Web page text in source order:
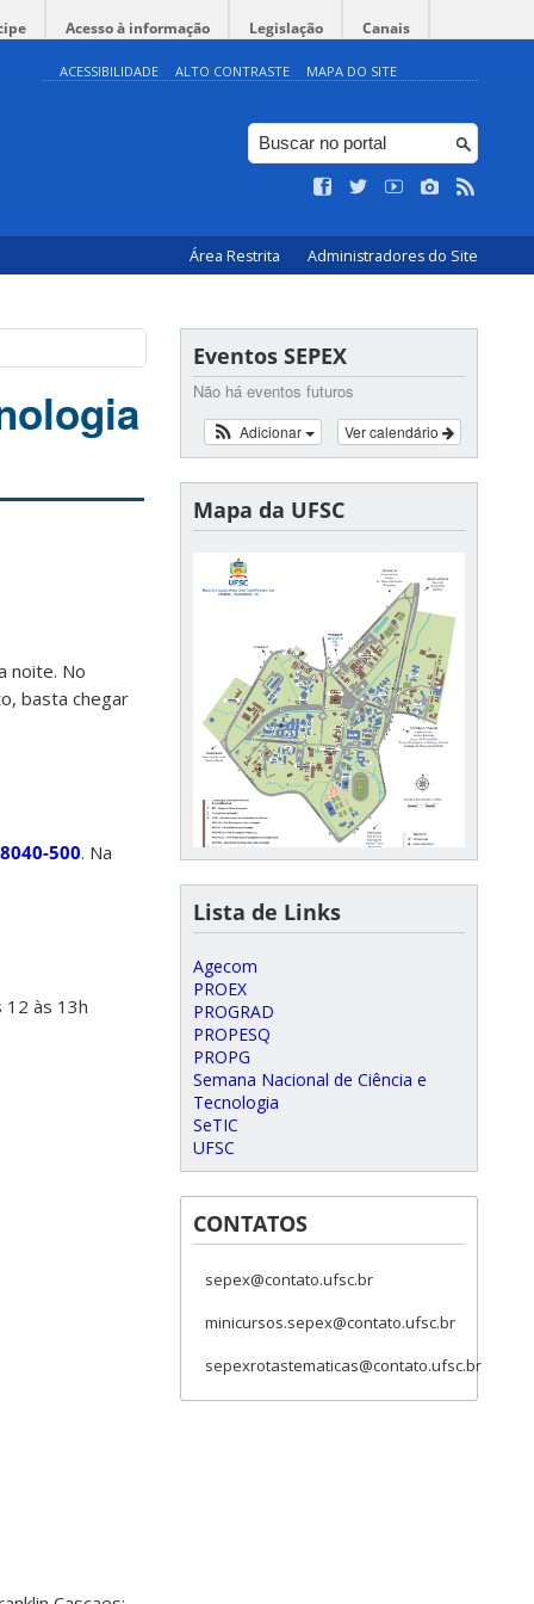
Acesso à informação Legislação Canais
ACESSIBILIDADE ALTO CONTRASTE MAPA DO SITE
Área Restrita Administradores do Site
noite. No
basta chegar
500. Na
12 às 13h
Eventos SEPEX
Não há eventos futuros
Ver calendário
Adicionar
Mapa da UFSC
Lista de Links
Agecom
PROEX
PROGRAD
PROPESQ
PROPG
Semana Nacional de Ciência e
Tecnologia
SeTIC
UFSC
CONTATOS
sepex@contato.ufsc.br
minicursos.sepex@contato.ufsc.br
sepexrotastematicas@contato.ufsc.br